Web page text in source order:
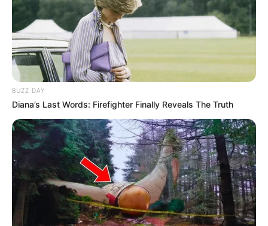
BUZZ DAY
Diana’s Last Words: Firefighter Finally Reveals The Truth